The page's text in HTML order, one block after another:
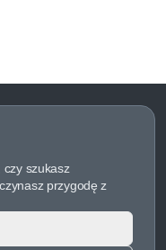
szukasz
przygodę z